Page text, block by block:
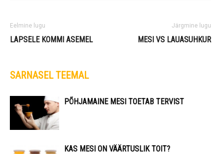
Eelmine lugu
LAPSELE KOMMI ASEMEL
Järgmine lugu
MESI VS LAUASUHKUR
SARNASEL TEEMAL
PÕHJAMAINE MESI TOETAB TERVIST
KAS MESI ON VÄÄRTUSLIK TOIT?